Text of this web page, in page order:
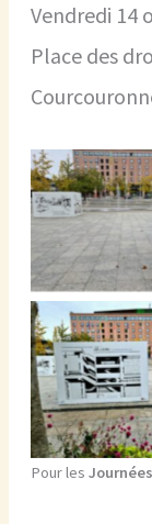
Vendredi 14
Place des
Expo « Ville à
Expo « Ville
Pour les